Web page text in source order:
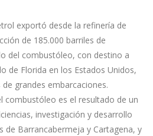
exportó desde la refinería de
de 185.000 barriles de
del combustóleo, con destino a
de Florida en los Estados Unidos,
grandes embarcaciones.
combustóleo es el resultado de un
investigación y desarrollo
de Barrancabermeja y Cartagena, y